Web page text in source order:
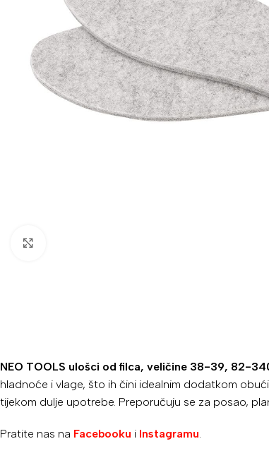
NEO TOOLS ulošci od filca, veličine 38-39, 82-
hladnoće i vlage, što ih čini idealnim dodatkom
tijekom dulje upotrebe. Preporučuju se za posao,
Pratite nas na Facebooku i Instagramu